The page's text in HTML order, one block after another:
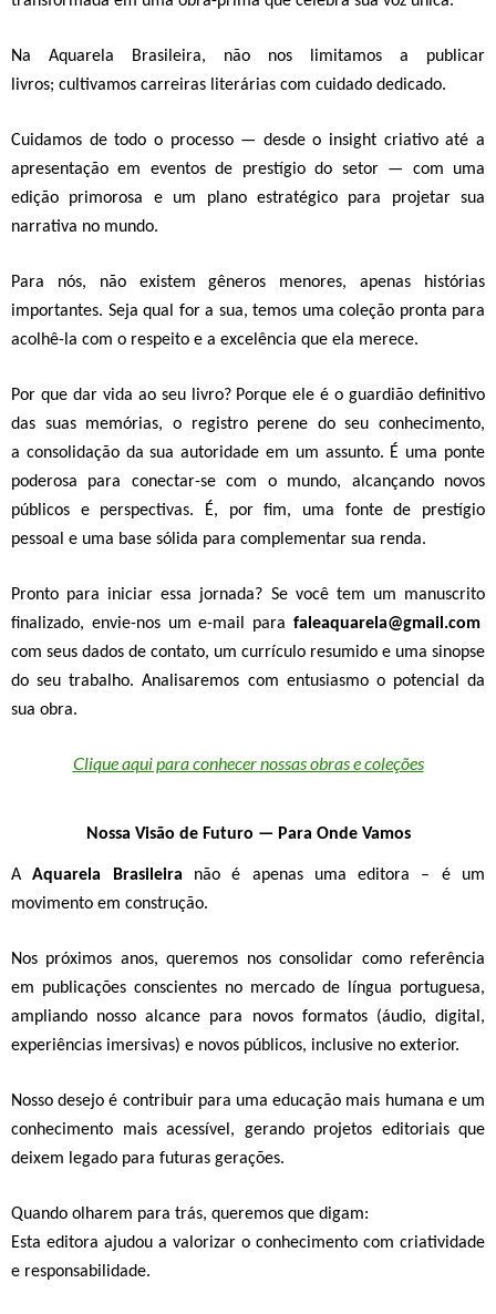
Na Aquarela Brasileira, não nos limitamos a publicar
livros; cultivamos carreiras literárias com cuidado dedicado.
Cuidamos detodo o processo — desde o insight criativo até a
apresentação em eventos de prestígio do setor— com uma
edição primorosa e um plano estratégico para projetar sua
narrativa no mundo.
Para nós, não existem gêneros menores, apenas histórias
importantes. Seja qual for a sua, temos uma coleção pronta para
acolhê-la com o respeito e a excelência que ela merece.
Por que dar vida ao seu livro?Porque ele é oguardião definitivo
das suas memórias, o registro perene do seu conhecimento,
a consolidação da sua autoridade em um assunto. É uma ponte
poderosa para conectar-se com o mundo, alcançando novos
públicos e perspectivas. É, por fim, uma fonte de prestígio
pessoal e uma base sólida para complementar sua renda.
Pronto para iniciar essa jornada? Se você tem um manuscrito
finalizado, envie-nos um e-mail para faleaquarela@gmail.com
com seus dados de contato, um currículo resumido e uma sinopse
do seu trabalho.Analisaremos com entusiasmo o potencial da
sua obra.
Clique aqui para conhecer nossas obras e coleções
Nossa Visão de Futuro — Para Onde Vamos
AAquarela Brasileira não é apenas uma editora – é um
movimento em construção.
Nos próximos anos, queremos nos consolidar como referência
em publicações conscientes no mercado de língua portuguesa,
ampliando nosso alcance para novos formatos (áudio, digital,
experiências imersivas) e novos públicos, inclusive no exterior.
Nosso desejo é contribuir para umaeducação mais humana e um
conhecimento mais acessível , gerando projetos editoriais que
deixem legado para futuras gerações.
Quando olharem para trás, queremos que digam:
Esta editora ajudou a valorizar o conhecimento com criatividade
e responsabilidade.